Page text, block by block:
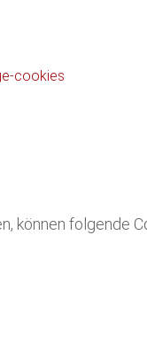
cookies
können folgende